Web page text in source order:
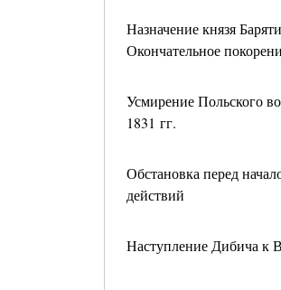
Назначение князя
Окончательное
Усмирение Польского
1831 гг.
Обстановка перед
действий
Наступление Дибича к